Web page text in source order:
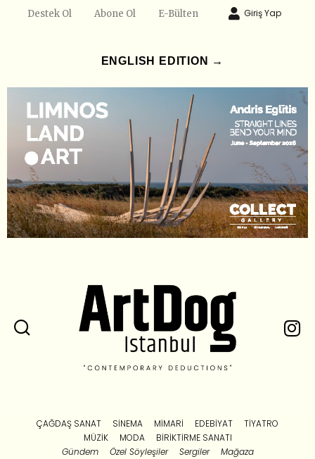
Destek Ol Abone Ol E-Bülten Giriş Yap
ENGLISH EDITION →
ÇAĞDAŞ SANAT SINEMA MIMARI EDEBIYAT
TIYATRO
MÜZIK
MODA
BIRIKTIRME SANATI
Gündem
Özel Söyleşiler Sergiler Mağaza